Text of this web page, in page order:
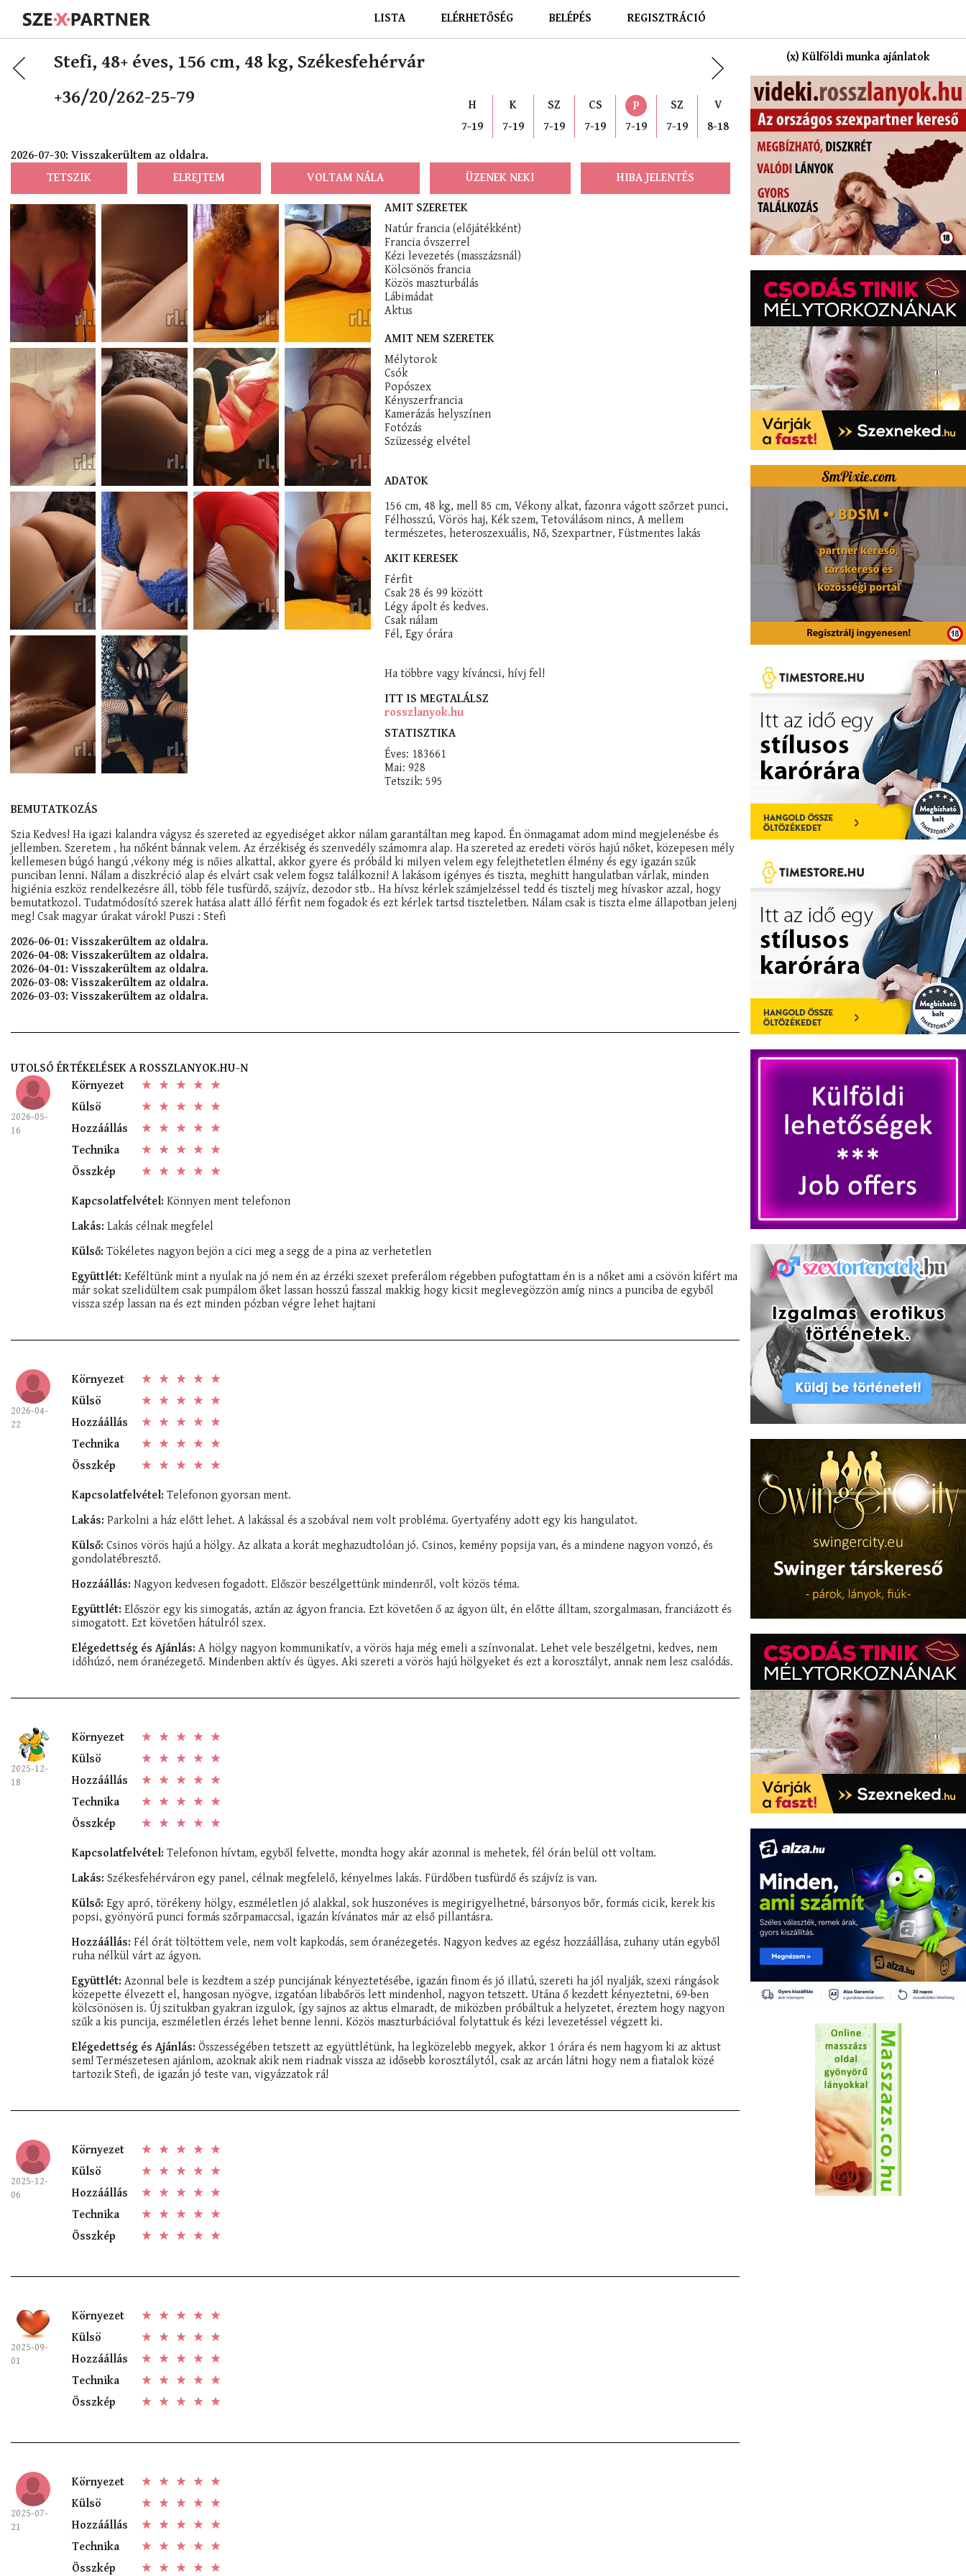
LISTA ELÉRHETŐSÉG BELÉPÉS REGISZTRÁCIÓ
Stefi, 48+ éves, 156 cm, 48 kg, Székesfehérvár
+36/20/262-25-79
H
7-19
K
7-19
SZ
7-19
CS
7-19
P
7-19
SZ
7-19
V
8-18
2026-07-30: Visszakerültem az oldalra.
TETSZIK
ELREJTEM VOLTAM NÁLA ÜZENEK NEKI HIBA JELENTÉS
AMIT SZERETEK
Natúr francia (előjátékként)
Francia óvszerrel
Kézi levezetés (masszázsnál)
Kölcsönös francia
Közös maszturbálás
Lábimádat
Aktus
AMIT NEM SZERETEK
Mélytorok
Csók
Popószex
Kényszerfrancia
Kamerázás helyszínen
Fotózás
Szüzesség elvétel
ADATOK
156 cm, 48 kg, mell 85 cm, Vékony alkat, fazonra vágott szőrzet punci,
Félhosszú, Vörös haj, Kék szem, Tetoválásom nincs, A mellem
természetes, heteroszexuális, Nő, Szexpartner, Füstmentes lakás
AKIT KERESEK
Férfit
Csak 28 és 99 között
Légy ápolt és kedves.
Csak nálam
Fél, Egy órára
Ha többre vagy kíváncsi, hívj fel!
ITT IS MEGTALÁLSZ
rosszlanyok.hu
STATISZTIKA
Éves: 183661
Mai: 928
Tetszik: 595
BEMUTATKOZÁS
Szia Kedves! Ha igazi kalandra vágysz és szereted az egyediséget akkor nálam garantáltan meg kapod. Én önmagamat adom mind megjelenésbe és
jellemben. Szeretem , ha nőként bánnak velem. Az érzékiség és szenvedély számomra alap. Ha szereted az eredeti vörös hajú nőket, közepesen mély
kellemesen búgó hangú ,vékony még is nőies alkattal, akkor gyere és próbáld ki milyen velem egy felejthetetlen élmény és egy igazán szűk
punciban lenni. Nálam a diszkréció alap és elvárt csak velem fogsz találkozni! A lakásom igényes és tiszta, meghitt hangulatban várlak, minden
higiénia eszköz rendelkezésre áll, több féle tusfürdő, szájvíz, dezodor stb.. Ha hívsz kérlek számjelzéssel tedd és tisztelj meg hívaskor azzal, hogy
bemutatkozol. Tudatmódosító szerek hatása alatt álló férfit nem fogadok és ezt kérlek tartsd tiszteletben. Nálam csak is tiszta elme állapotban jelenj
meg! Csak magyar úrakat várok! Puszi : Stefi
2026-06-01: Visszakerültem az oldalra.
2026-04-08: Visszakerültem az oldalra.
2026-04-01: Visszakerültem az oldalra.
2026-03-08: Visszakerültem az oldalra.
2026-03-03: Visszakerültem az oldalra.
UTOLSÓ ÉRTÉKELÉSEK A ROSSZLANYOK.HU-N
2026-05-
16
Környezet
Külsö
Hozzáállás
Technika
Összkép
Kapcsolatfelvétel: Könnyen ment telefonon
Lakás: Lakás célnak megfelel
Külső: Tökéletes nagyon bejön a cici meg a segg de a pina az verhetetlen
Együttlét: Keféltünk mint a nyulak na jó nem én az érzéki szexet preferálom régebben pufogtattam én is a nőket ami a csövön kifért ma
már sokat szelidültem csak pumpálom őket lassan hosszú fasszal makkig hogy kicsit meglevegözzön amíg nincs a punciba de egyből
vissza szép lassan na és ezt minden pózban végre lehet hajtani
2026-04-
22
Környezet
Külsö
Hozzáállás
Technika
Összkép
Kapcsolatfelvétel: Telefonon gyorsan ment.
Lakás: Parkolni a ház előtt lehet. A lakással és a szobával nem volt probléma. Gyertyafény adott egy kis hangulatot.
Külső: Csinos vörös hajú a hölgy. Az alkata a korát meghazudtolóan jó. Csinos, kemény popsija van, és a mindene nagyon vonzó, és
gondolatébresztő.
Hozzáállás: Nagyon kedvesen fogadott. Először beszélgettünk mindenről, volt közös téma.
Együttlét: Először egy kis simogatás, aztán az ágyon francia. Ezt követően ő az ágyon ült, én előtte álltam, szorgalmasan, franciázott és
simogatott. Ezt követően hátulról szex.
Elégedettség és Ajánlás: A hölgy nagyon kommunikatív, a vörös haja még emeli a színvonalat. Lehet vele beszélgetni, kedves, nem
időhúzó, nem óranézegető. Mindenben aktív és ügyes. Aki szereti a vörös hajú hölgyeket és ezt a korosztályt, annak nem lesz csalódás.
2025-12-
18
Környezet
Külsö
Hozzáállás
Technika
Összkép
Kapcsolatfelvétel: Telefonon hívtam, egyből felvette, mondta hogy akár azonnal is mehetek, fél órán belül ott voltam.
Lakás: Székesfehérváron egy panel, célnak megfelelő, kényelmes lakás. Fürdőben tusfürdő és szájvíz is van.
Külső: Egy apró, törékeny hölgy, eszméletlen jó alakkal, sok huszonéves is megirigyelhetné, bársonyos bőr, formás cicik, kerek kis
popsi, gyönyörű punci formás szőrpamaccsal, igazán kívánatos már az első pillantásra.
Hozzáállás: Fél órát töltöttem vele, nem volt kapkodás, sem óranézegetés. Nagyon kedves az egész hozzáállása, zuhany után egyből
ruha nélkül várt az ágyon.
Együttlét: Azonnal bele is kezdtem a szép puncijának kényeztetésébe, igazán finom és jó illatú, szereti ha jól nyalják, szexi rángások
közepette élvezett el, hangosan nyögve, izgatóan libabőrös lett mindenhol, nagyon tetszett. Utána ő kezdett kényeztetni, 69-ben
kölcsönösen is. Új szitukban gyakran izgulok, így sajnos az aktus elmaradt, de miközben próbáltuk a helyzetet, éreztem hogy nagyon
szűk a kis puncija, eszméletlen érzés lehet benne lenni. Közös maszturbációval folytattuk és kézi levezetéssel végzett ki.
Elégedettség és Ajánlás: Összességében tetszett az együttlétünk, ha legközelebb megyek, akkor 1 órára és nem hagyom ki az aktust
sem! Természetesen ajánlom, azoknak akik nem riadnak vissza az idősebb korosztálytól, csak az arcán látni hogy nem a fiatalok közé
tartozik Stefi, de igazán jó teste van, vigyázzatok rá!
2025-12-
06
Környezet
Külsö
Hozzáállás
Technika
Összkép
2025-09-
01
Környezet
Külsö
Hozzáállás
Technika
Összkép
2025-07-
21
Környezet
Külsö
Hozzáállás
Technika
Összkép
(x) Külföldi munka ajánlatok